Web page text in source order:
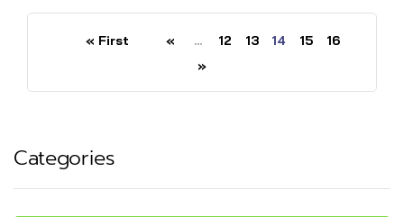
« First « ... 12 13 14 15
16
»
Categories